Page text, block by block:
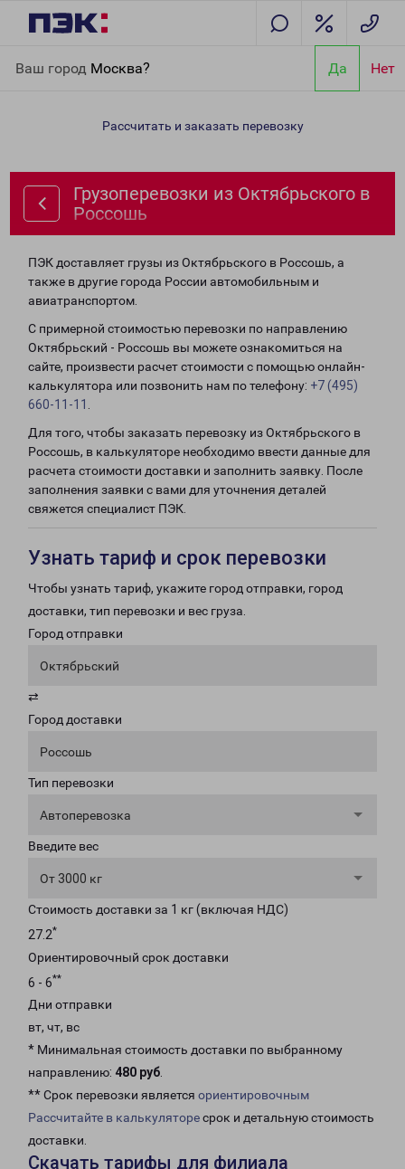
Ваш город Москва? Да Нет
Россошь
Рассчитать и заказать перевозку
Грузоперевозки из Октябрьского в
Россошь
ПЭК доставляет грузы из Октябрьского в Россошь, а
также в другие города России автомобильным и
авиатранспортом.
С примерной стоимостью перевозки по направлению
Октябрьский - Россошь вы можете ознакомиться на
сайте, произвести расчет стоимости с помощью онлайн-
калькулятора или позвонить нам по телефону: +7 (495)
660-11-11
Для того, чтобы заказать перевозку из Октябрьского в
Россошь, в калькуляторе необходимо ввести данные для
расчета стоимости доставки и заполнить заявку. После
заполнения заявки с вами для уточнения деталей
свяжется специалист ПЭК.
Узнать тариф и срок перевозки
Чтобы узнать тариф, укажите город отправки, город
доставки, тип перевозки и вес груза.
Город отправки
Октябрьский
⇄
Город доставки
Россошь
Тип перевозки
Автоперевозка
Введите вес
От 3000 кг
Стоимость доставки за 1 кг (включая НДС)
27.2*
Ориентировочный срок доставки
6 - 6**
Дни отправки
вт, чт, вс
* Минимальная стоимость доставки по выбранному
направлению: 480 руб.
** Срок перевозки является ориентировочным
Рассчитайте в калькуляторесрок и детальную стоимость
доставки.
Скачать тарифы для филиала